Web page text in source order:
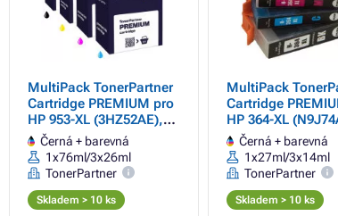
MultiPack TonerPartner
Cartridge PREMIUM pro
HP 953-XL (3HZ52AE),
black + color (černá +
barevná)
Černá + barevná
1x76ml/3x26ml
TonerPartner
Skladem > 10 ks
MultiPack
Cartridge
HP 364-XL
black + color
barevná)
Černá + barevná
1x27ml/3x14ml
TonerPartner
Skladem > 10 ks